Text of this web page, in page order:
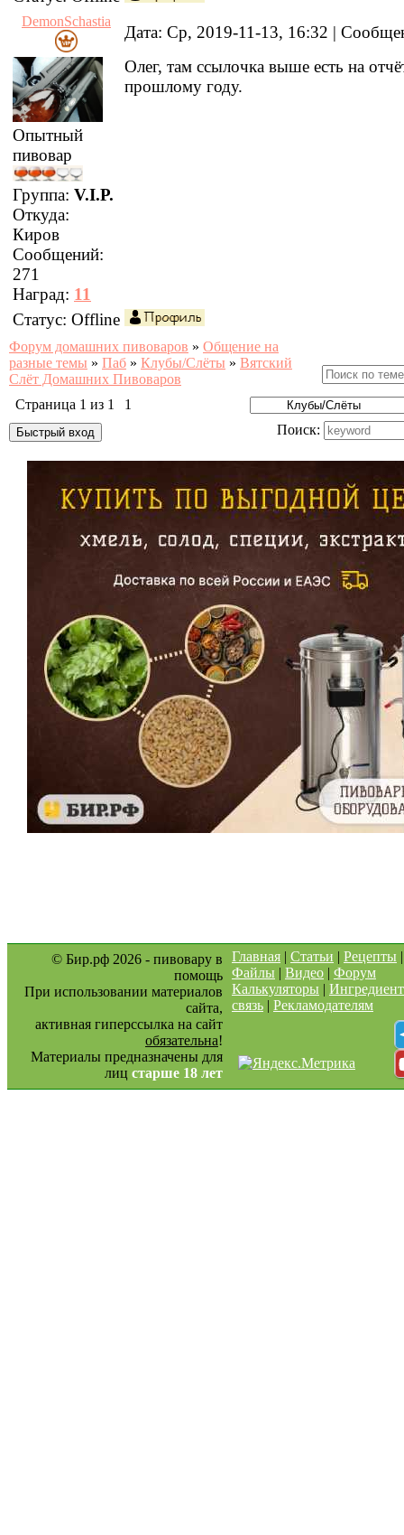
DemonSchastia
Дата: Ср, 2019-11-13, 16:32 |
Опытный
пивовар
Группа: V.I.P.
Откуда:
Киров
Сообщений:
271
Наград: 11
Олег, там ссылочка выше есть на
прошлому году.
Статус: Offline
Форум домашних пивоваров » Общение на
разные темы » Паб » Клубы/Слёты » Вятский
Слёт Домашних Пивоваров
Страница 1 из 1
1
Поиск:
© Бир.рф 2026 - пивовару в
помощь
При использовании материалов
сайта,
активная гиперссылка на сайт
обязательна!
Материалы предназначены для
лиц старше 18 лет
Главная | Статьи | Рецепты
Файлы | Видео | Форум
Калькуляторы |
связь | Рекламодателям